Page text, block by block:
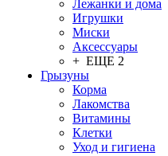
Лежанки и дома
Игрушки
Миски
Аксессуары
+ ЕЩЕ 2
Грызуны
Корма
Лакомства
Витамины
Клетки
Уход и гигиена